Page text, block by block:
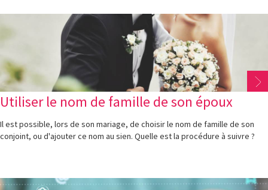
Utiliser le nom de famille de son époux
Il est possible, lors de son mariage, de choisir le nom de famille de son
conjoint, ou d'ajouter ce nom au sien. Quelle est la procédure à suivre ?